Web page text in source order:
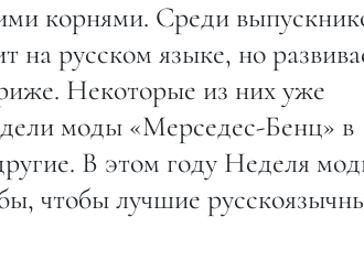
корнями. Среди
на русском языке, но
Некоторые из них уже
моды «Мерседес-Бенц» в
В этом году Неделя
чтобы лучшие